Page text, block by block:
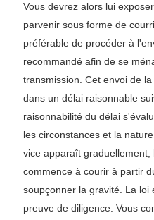
Vous devrez alors lui
parvenir sous forme de
préférable de procéder à
recommandé afin de se
transmission. Cet envoi de
dans un délai raisonnable
raisonnabilité du délai
les circonstances et la
vice apparaît
commence à courir à partir
soupçonner la gravité. La loi
preuve de diligence. Vous